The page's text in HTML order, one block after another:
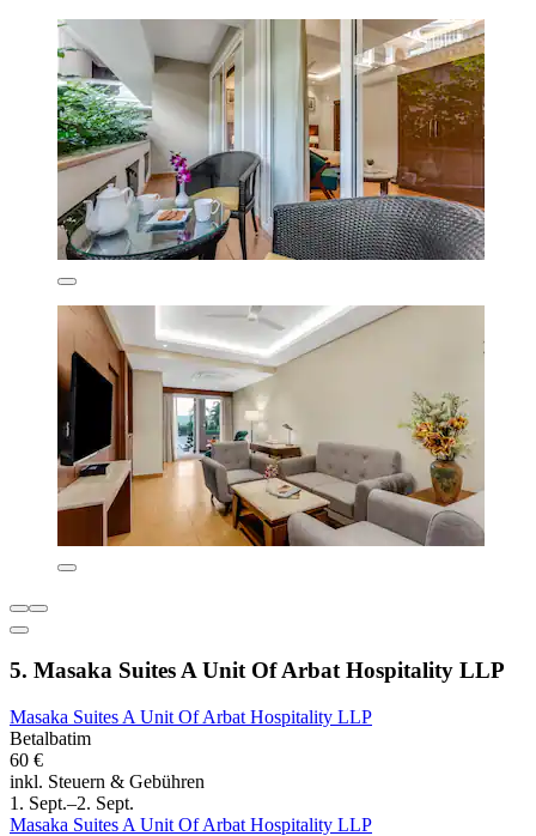
5. Masaka Suites A Unit Of Arbat Hospitality LLP
Masaka Suites A Unit Of Arbat Hospitality LLP
Betalbatim
60 €
inkl. Steuern & Gebühren
1. Sept.–2. Sept.
Masaka Suites A Unit Of Arbat Hospitality LLP